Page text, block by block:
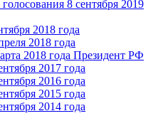
8 сентября 2019
2018 года
2018 года
2018 года Президент РФ
2017 года
2016 года
2015 года
2014 года